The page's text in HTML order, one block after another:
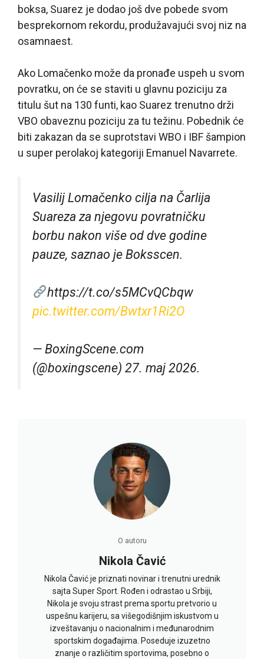
boksa, Suarez je dodao još dve pobede svom
besprekornom rekordu, produžavajući svoj niz na
osamnaest.
Ako Lomačenko može da pronađe uspeh u svom
povratku, on će se staviti u glavnu poziciju za
titulu šut na 130 funti, kao Suarez trenutno drži
VBO obaveznu poziciju za tu težinu. Pobednik će
biti zakazan da se suprotstavi WBO i IBF šampion
u super perolakoj kategoriji Emanuel Navarrete.
Vasilij Lomačenko cilja na Čarlija
Suareza za njegovu povratničku
borbu nakon više od dve godine
pauze, saznao je Boksscen.
https://t.co/s5MCvQCbqw
pic.twitter.com/Bwtxr1Ri2O
— BoxingScene.com
(@boxingscene) 27. maj 2026.
O autoru
Nikola Čavić
Nikola Čavić je priznati novinar i trenutni urednik
sajta Super Sport. Rođen i odrastao u Srbiji,
Nikola je svoju strast prema sportu pretvorio u
uspešnu karijeru, sa višegodišnjim iskustvom u
izveštavanju o nacionalnim i međunarodnim
sportskim događajima. Poseduje izuzetno
znanje o različitim sportovima, posebno o